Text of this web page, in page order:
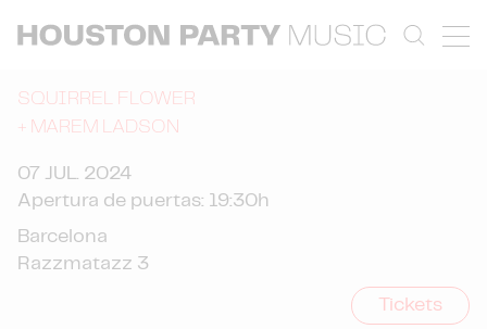
SQUIRREL FLOWER
+ MAREM LADSON
07 JUL. 2024
Apertura de puertas: 19:30h
Barcelona
Razzmatazz 3
Tickets